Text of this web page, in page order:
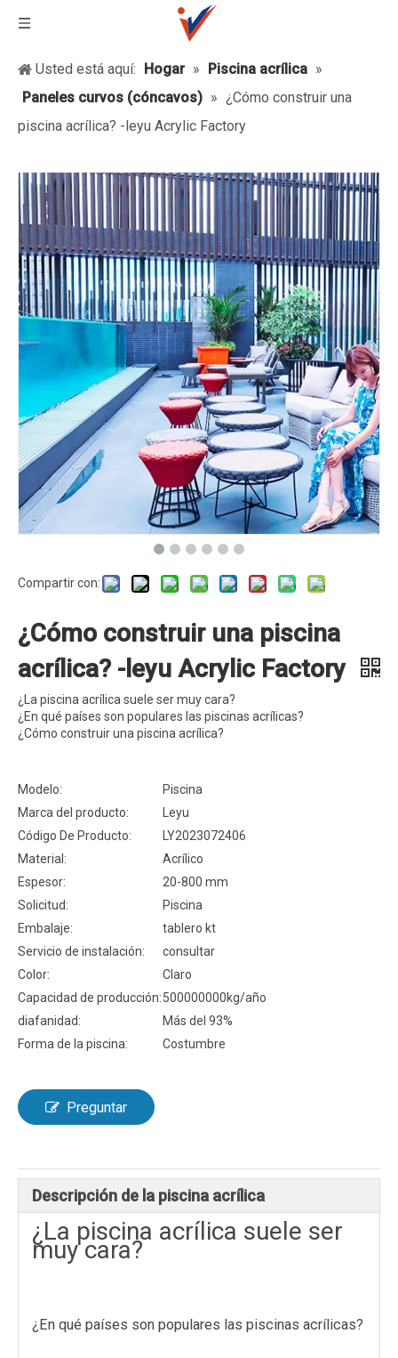
Usted está aquí: Hogar » Piscina acrílica »
Paneles curvos (cóncavos) » ¿Cómo construir una
piscina acrílica? -leyu Acrylic Factory
Compartir con:
¿Cómo construir una piscina
acrílica? -leyu Acrylic Factory
¿La piscina acrílica suele ser muy cara?
¿En qué países son populares las piscinas acrílicas?
¿Cómo construir una piscina acrílica?
Modelo:
Piscina
Marca del producto:
Leyu
Código De Producto:
LY2023072406
Material:
Acrílico
Espesor:
20-800 mm
Solicitud:
Piscina
Embalaje:
tablero kt
Servicio de instalación:
consultar
Color:
Claro
Capacidad de producción:500000000kg/año
diafanidad:
Más del 93%
Forma de la piscina:
Costumbre
Preguntar
Descripción de la piscina acrílica
¿La piscina acrílica suele ser
muy cara?
¿En qué países son populares las piscinas acrílicas?